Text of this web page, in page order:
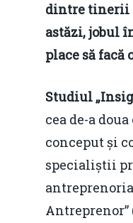
dintre tinerii
astăzi, jobul
place să
Studiul
cea de-a
conceput și
specialiștii
Antreprenor”